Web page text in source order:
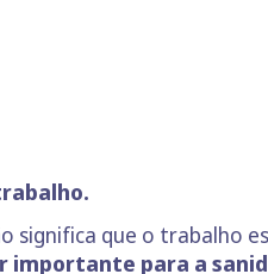
significa que o trabalho
importante para a